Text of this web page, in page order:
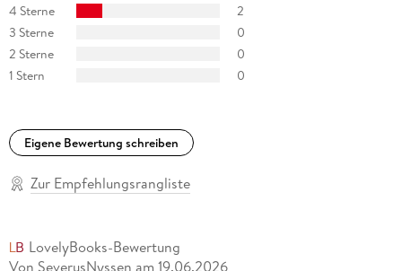
4 Sterne
2
3 Sterne
0
2 Sterne
0
1 Stern
0
Eigene Bewertung schreiben
Zur Empfehlungsrangliste
LovelyBooks-Bewertung
Von SeverusNyssen am 19.06.2026